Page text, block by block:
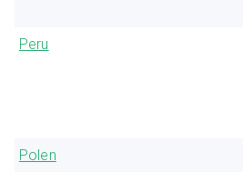
Peru
Polen